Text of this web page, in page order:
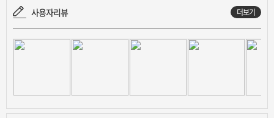
사용자리뷰 더보기